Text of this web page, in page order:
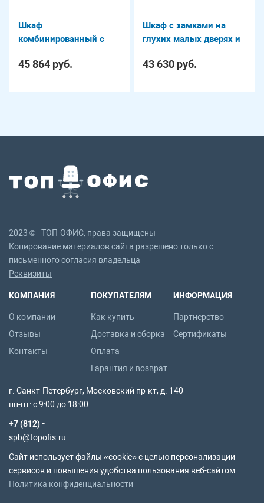
Шкаф
комбинированный с
85.2
45 864 руб.
Шкаф с замками на
глухих малых дверях и
85.4(Z)
43 630 руб.
2023 © - ТОП-ОФИС, права защищены
Копирование материалов сайта разрешено только с
письменного согласия владельца
Реквизиты
КОМПАНИЯ
О компании
Отзывы
Контакты
ПОКУПАТЕЛЯМ
Как купить
Доставка и сборка
Оплата
Гарантия и возврат
ИНФОРМАЦИЯ
Партнерство
Сертификаты
г. Санкт-Петербург, Московский пр-кт, д. 140
пн-пт: с 9:00 до 18:00
+7 (812) -
spb@topofis.ru
Сайт использует файлы «cookie» с целью персонализации
сервисов и повышения удобства пользования веб-сайтом.
Политика конфиденциальности